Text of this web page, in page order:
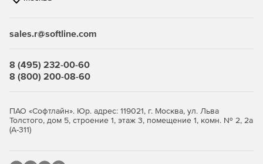
связанные с соблюдением нормативных актов.
Безопасность виртуальной среды и
рабочих столов
sales.r@softline.com
8 (495) 232-00-60
8 (800) 200-08-60
ПАО «Софтлайн». Юр. адрес: 119021, г. Москва, ул. Льва
Толстого, дом 5, строение 1, этаж 3, помещение 1, комн. № 2, 2а
(А-311)